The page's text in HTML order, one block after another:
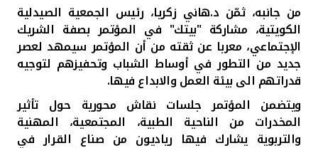
من جانبه، ثمّن د.هاني زكريا، رئيس الجمعية الصيدلية
الكويتية، مشاركة "بيتك" في المؤتمر بصفة الشريك
الإجتماعي، معربا عن ثقته من أن المؤتمر سيمهد لعصر
جديد من التطور في أوساط الشباب وتحفيزهم لتوجيه
قدراتهم الى بيئة العمل والابداع فيها.
ويتضمن المؤتمر جلسات نقاش محورية حول تأثير
المخدرات من الناحية الطبية، المجتمعية، المهنية
والتربوية يشارك فيها رياديون من صناع القرار في